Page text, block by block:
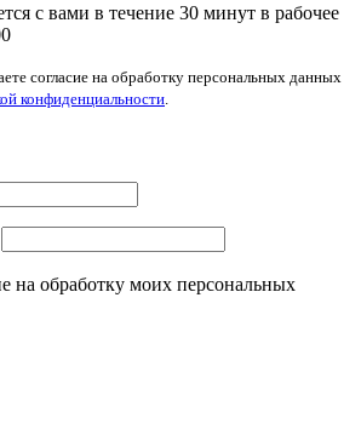
с вами в течение 30 минут в рабочее
согласие на обработку персональных данных
конфиденциальности
на обработку моих персональных